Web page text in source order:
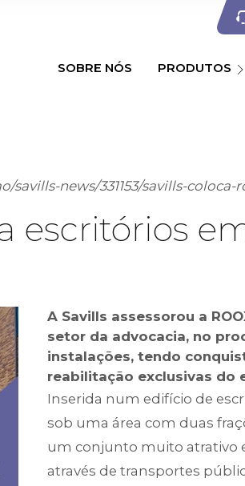
SOBRE NÓS PRODUTOS
news/331153/savills-coloca-
escritórios
A Savills assessorou a
setor da advocacia, no
instalações, tendo
reabilitação exclusivas do
Inserida num edifício de
sob uma área com duas
um conjunto muito atrativo
através de transportes